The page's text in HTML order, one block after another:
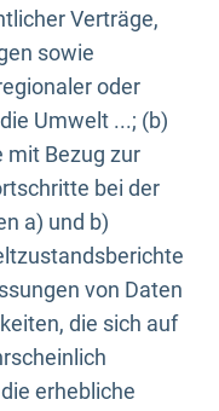
Verträge,
sowie
oder
Umwelt ...; (b)
mit Bezug zur
bei der
a) und b)
von Daten
die sich auf
erhebliche